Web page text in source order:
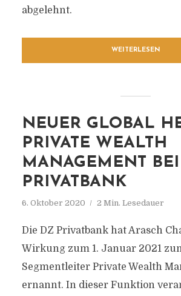
abgelehnt.
WEITERLESEN
NEUER GLOBAL
PRIVATE WEALTH
MANAGEMENT
PRIVATBANK
6. Oktober 2020 2 Min. Lesedauer
Die DZ Privatbank hat Arasch
Wirkung zum 1. Januar 2021
Segmentleiter Private Wealth
ernannt. In dieser Funktion